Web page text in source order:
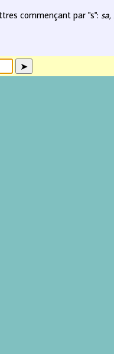
commençant par "s": sa,